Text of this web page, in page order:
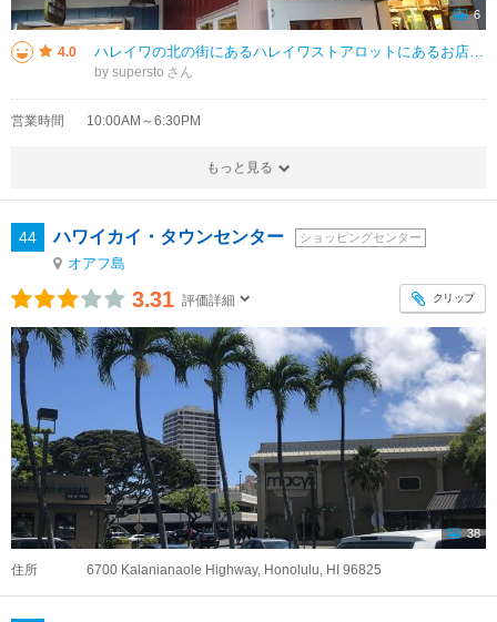
6
4.0 ハレイワの北の街にあるハレイワストアロットにあるお店です。サーフグッズのお店ですが、風水のようなロゴマークが特徴的です。日本で見かけなくなったので、思わず入って店内を見物しました。結果、何も買わなかったのですが、少し懐かし
by supersto
営業時間 10:00AM～6:30PM
もっと見る
44 ハワイカイ・タウンセンター ショッピングセンター
オアフ島
3.31 評価詳細 クリップ
38
住所 6700 Kalanianaole Highway, Honolulu, HI 96825